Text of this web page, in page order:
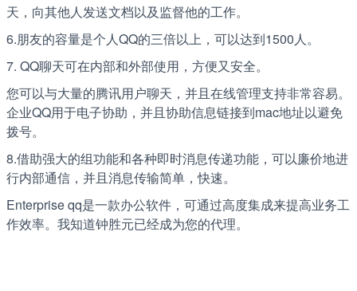
天，向其他人发送文档以及监督他的工作。
6.朋友的容量是个人QQ的三倍以上，可以达到1500人。
7. QQ聊天可在内部和外部使用，方便又安全。
您可以与大量的腾讯用户聊天，并且在线管理支持非常容易。
企业QQ用于电子协助，并且协助信息链接到mac地址以避免
拨号。
8.借助强大的组功能和各种即时消息传递功能，可以廉价地进
行内部通信，并且消息传输简单，快速。
Enterprise qq是一款办公软件，可通过高度集成来提高业务工
作效率。我知道钟胜元已经成为您的代理。